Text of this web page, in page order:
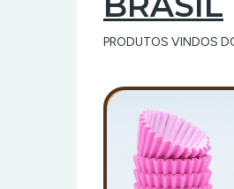
BRASIL
PRODUTOS VINDOS